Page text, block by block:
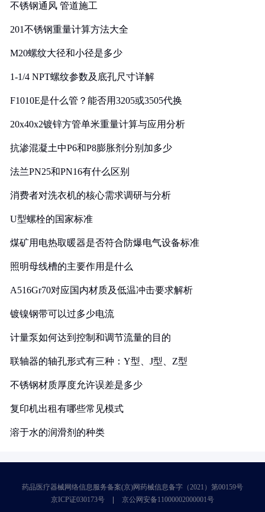
不锈钢通风 管道施工
201不锈钢重量计算方法大全
M20螺纹大径和小径是多少
1-1/4 NPT螺纹参数及底孔尺寸详解
F1010E是什么管？能否用3205或3505代换
20x40x2镀锌方管单米重量计算与应用分析
抗渗混凝土中P6和P8膨胀剂分别加多少
法兰PN25和PN16有什么区别
消费者对洗衣机的核心需求调研与分析
U型螺栓的国家标准
煤矿用电热取暖器是否符合防爆电气设备标准
照明母线槽的主要作用是什么
A516Gr70对应国内材质及低温冲击要求解析
镀镍钢带可以过多少电流
计量泵如何达到控制和调节流量的目的
联轴器的轴孔形式有三种：Y型、J型、Z型
不锈钢材质厚度允许误差是多少
复印机出租有哪些常见模式
溶于水的润滑剂的种类
药品医疗器械网络信息服务备案(京)网药械信息备字（2021）第00159号
京ICP证030173号
京公网安备11000002000001号